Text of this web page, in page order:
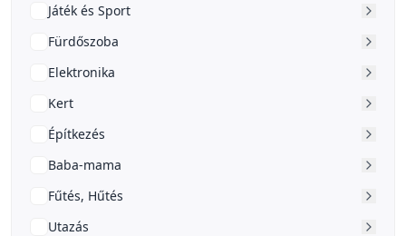
Játék és Sport
Fürdőszoba
Elektronika
Kert
Építkezés
Baba-mama
Fűtés, Hűtés
Utazás